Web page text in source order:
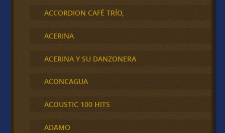
ACCORDION CAFÉ TRÍO,
ACERINA
ACERINA Y SU DANZONERA
ACONCAGUA
ACOUSTIC 100 HITS
ADAMO